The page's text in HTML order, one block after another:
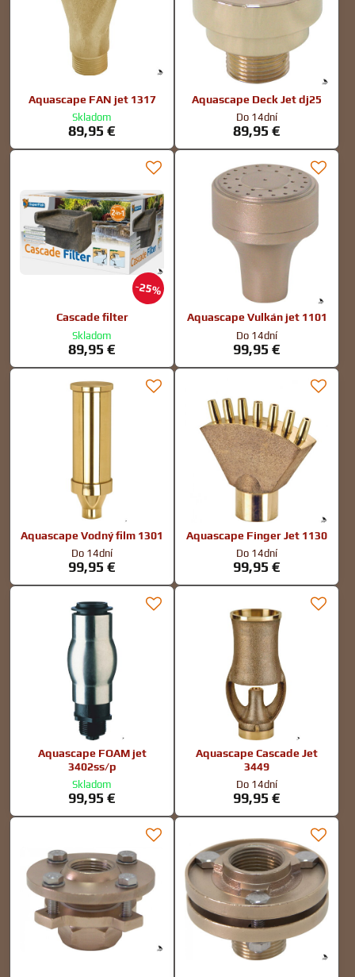
Aquascape FAN jet 1317
Skladom
89,95 €
Aquascape Deck Jet dj25
Do 14dní
89,95 €
25%
Cascade filter
Skladom
89,95 €
Aquascape Vulkán jet 1101
Do 14dní
99,95 €
Aquascape Vodný film 1301
Do 14dní
99,95 €
Aquascape Finger Jet 1130
Do 14dní
99,95 €
Aquascape FOAM jet
3402ss/p
Skladom
99,95 €
Aquascape Cascade Jet
3449
Do 14dní
99,95 €